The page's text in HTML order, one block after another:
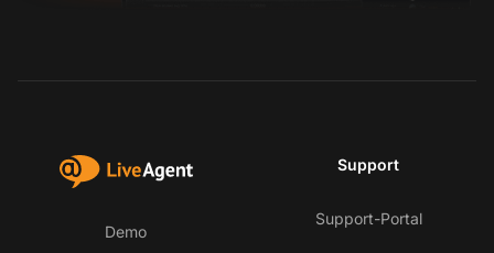
Demo
Support
Support-Portal